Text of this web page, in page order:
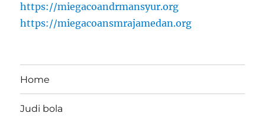
https://miegacoandrmansyur.org
https://miegacoansmrajamedan.org
Home
Judi bola